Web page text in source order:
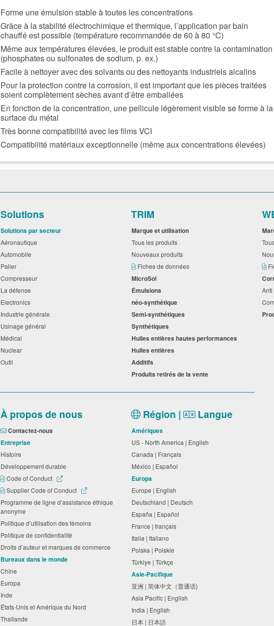
Forme une émulsion stable à toutes les concentrations
Grâce à la stabilité électrochimique et thermique, l’application par bain
chauffé est possible (température recommandée de 60 à 80 °C)
Même aux températures élevées, le produit est stable contre la contamination
(phosphates ou sulfonates de sodium, p. ex.)
Facile à nettoyer avec des solvants ou des nettoyants industriels alcalins
Pour la protection contre la corrosion, il est important que les pièces traitées
soient complètement sèches avant d’être emballées
En fonction de la concentration, une pellicule légèrement visible se forme à la
surface du métal
Très bonne compatibilité avec les films VCI
Compatibilité matériaux exceptionnelle (même aux concentrations élevées)
Solutions
Solutions par secteur
Aéronautique
Automobile
Palier
Compresseur
La défense
Electronics
Industrie générale
Usinage général
Médical
Nuclear
Outil
TRIM
Marque et utilisation
Tous les produits
Nouveaux produits
Fiches de données
MicroSol
Émulsions
néo-synthétique
Semi-synthétiques
Synthétiques
Huiles entières hautes performances
Huiles entières
Additifs
Produits retirés de la vente
Anti
À propos de nous
Contactez-nous
Entreprise
Histoire
Développement durable
Code of Conduct
Supplier Code of Conduct
Programme de ligne d’assistance éthique
anonyme
Politique d’utilisation des témoins
Politique de confidentialité
Droits d’auteur et marques de commerce
Bureaux dans le monde
Chine
Europa
Inde
États-Unis et Amérique du Nord
Thaïlande
Région | Langue
Amériques
US - North America | English
Canada | Français
México | Español
Europa
Europe | English
Deutschland | Deutsch
España | Español
France | français
Italia | Italiano
Polska | Polskie
Türkiye | Türkçe
Asie-Pacifique
亚洲 | 简体中文（普通话)
Asia Pacific | English
India | English
日本 | 日本語